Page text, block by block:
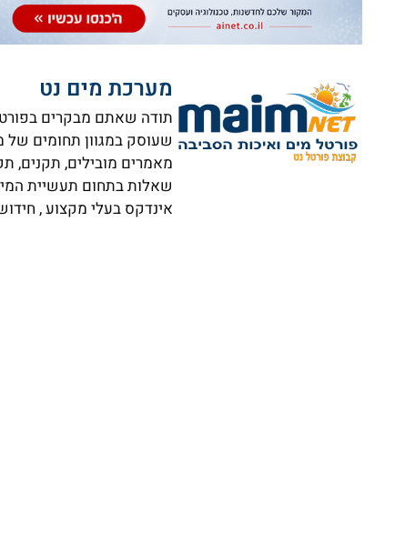
מערכת מים נט
תודה שאתם מבקרים
שעוסק במגוון תחומים של
מאמרים מובילים, תקנים,
שאלות בתחום תעשיית
אינדקס בעלי מקצוע ,